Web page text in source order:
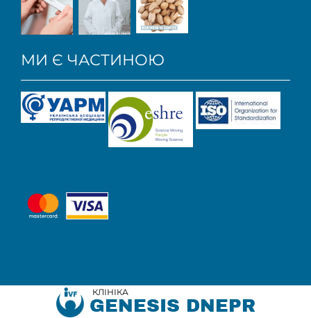
МИ Є ЧАСТИНОЮ
КЛІНІКА
GENESIS DNEPR